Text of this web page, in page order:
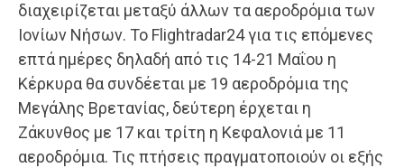
διαχειρίζεται μεταξύ άλλων τα αεροδρόμια των
Ιονίων Νήσων. Το Flightradar24 για τις επόμενες
επτά ημέρες δηλαδή από τις 14-21 Μαΐου η
Κέρκυρα θα συνδέεται με 19 αεροδρόμια της
Μεγάλης Βρετανίας, δεύτερη έρχεται η
Ζάκυνθος με 17 και τρίτη η Κεφαλονιά με 11
αεροδρόμια. Τις πτήσεις πραγματοποιούν οι εξής